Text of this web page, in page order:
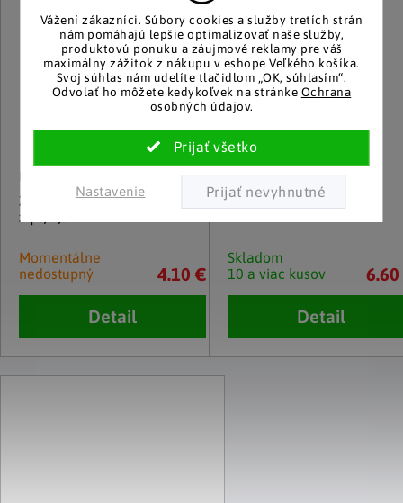
Vážení zákazníci. Súbory cookies a služby tretích strán
nám pomáhajú lepšie optimalizovať naše služby,
produktovú ponuku a záujmové reklamy pre váš
maximálny zážitok z nákupu v eshope Veľkého košíka.
Svoj súhlas nám udelíte tlačidlom „OK, súhlasím“.
Odvolať ho môžete kedykoľvek na stránke Ochrana
osobných údajov.
Nastavenie
Záhradná páska na suchý
zips, 7,5 m
Momentálne
nedostupný
4.10 €
Detail
Die moderne Hausfrau
Multi-držiak do auta
Skladom
10 a viac kusov
Detail